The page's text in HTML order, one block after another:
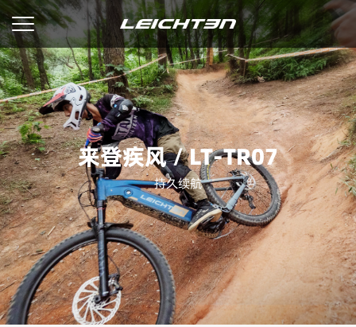
来登疾风 / LT-TR07
持久续航